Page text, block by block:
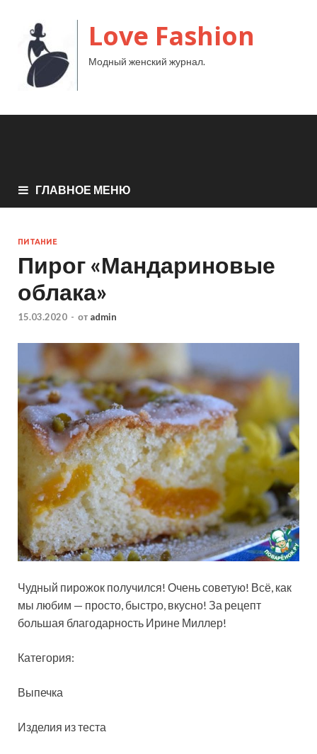
Love Fashion
Модный женский журнал.
ГЛАВНОЕ МЕНЮ
ПИТАНИЕ
Пирог «Мандариновые
облака»
15.03.2020 - от admin
Чудный пирожок получился! Очень советую! Всё, как
мы любим — просто, быстро, вкусно! За рецепт
большая благодарность Ирине Миллер!
Категория:
Выпечка
Изделия из теста